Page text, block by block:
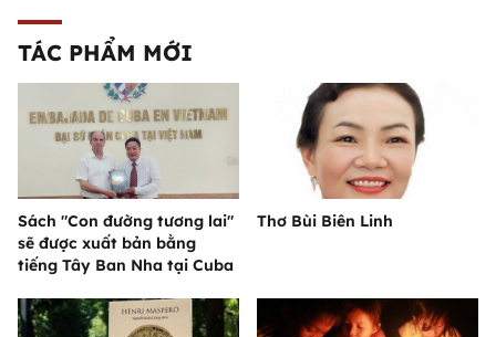
TÁC PHẨM MỚI
Sách "Con đường tương lai"
sẽ được xuất bản bằng
tiếng Tây Ban Nha tại Cuba
Thơ Bùi Biên Linh